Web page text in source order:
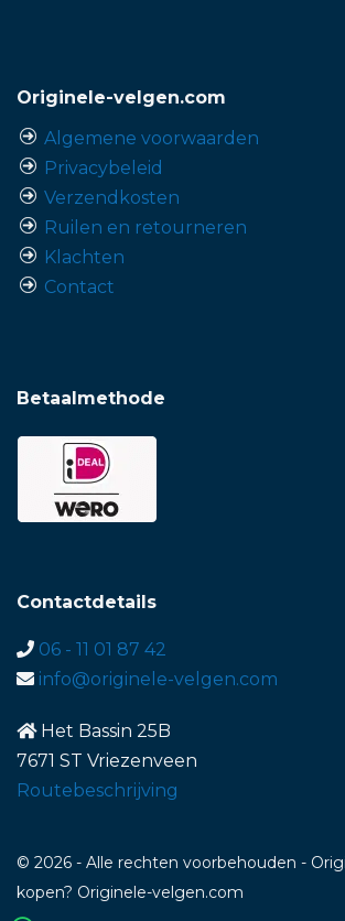
Originele-velgen.com
Algemene voorwaarden
Privacybeleid
Verzendkosten
Ruilen en retourneren
Klachten
Contact
Betaalmethode
Contactdetails
06 - 11 01 87 42
info@originele-velgen.com
Het Bassin 25B
7671 ST Vriezenveen
Routebeschrijving
© 2026 - Alle rechten voorbehouden -
kopen? Originele-velgen.com